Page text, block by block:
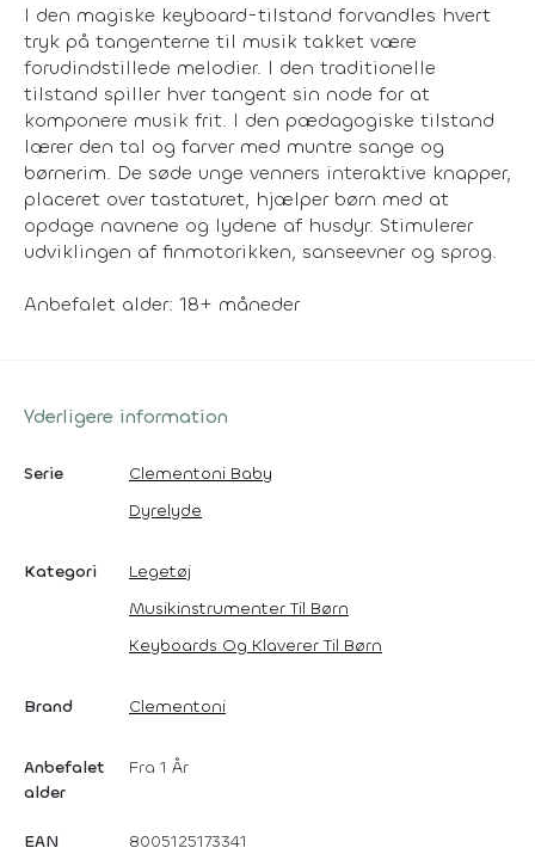
I den magiske keyboard-tilstand forvandles hvert
tryk på tangenterne til musik takket være
forudindstillede melodier. I den traditionelle
tilstand spiller hver tangent sin node for at
komponere musik frit. I den pædagogiske tilstand
lærer den tal og farver med muntre sange og
børnerim. De søde unge venners interaktive knapper,
placeret over tastaturet, hjælper børn med at
opdage navnene og lydene af husdyr. Stimulerer
udviklingen af finmotorikken, sanseevner og sprog.
Anbefalet alder: 18+ måneder
Yderligere information
Serie
Clementoni Baby
Dyrelyde
Kategori
Legetøj
Musikinstrumenter Til Børn
Keyboards Og Klaverer Til Børn
Brand Clementoni
Anbefalet
alder
Fra 1 År
EAN 8005125173341